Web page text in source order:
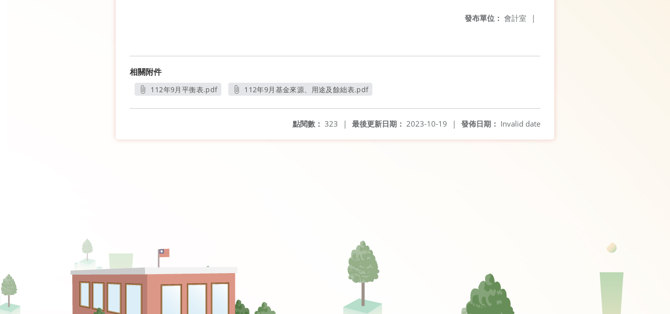
發布單位： 會計室 |
相關附件
112年9月平衡表.pdf
112年9月基金來源、用途及餘絀表.pdf
發佈日期： Invalid date
最後更新日期： 2023-10-19 |
點閱數： 323 |